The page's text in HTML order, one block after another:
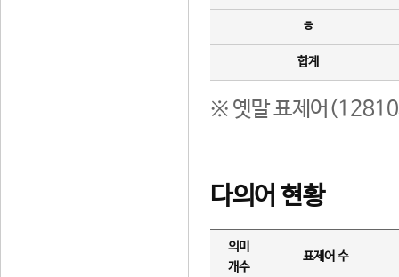
ㅎ
합계
※ 옛말 표제어(12810
다의어 현황
의미
개수
표제어 수